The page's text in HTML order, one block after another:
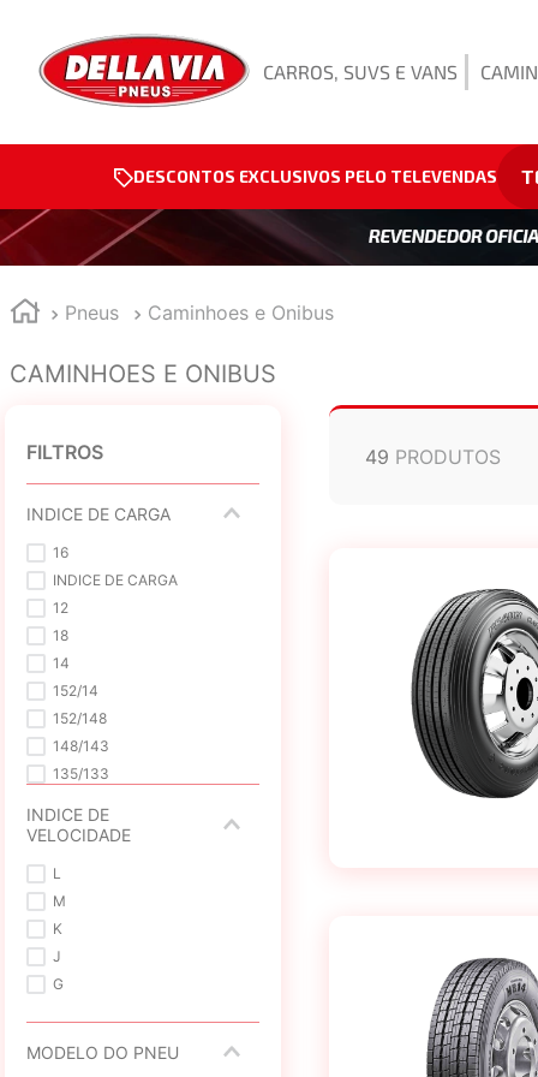
CARROS, SUVS E VANS
DESCONTOS EXCLUSIVOS PELO TELEVENDAS
Pneus Caminhoes e Onibus
CAMINHOES E ONIBUS
FILTROS
INDICE DE CARGA
16
INDICE DE CARGA
12
18
14
152/14
152/148
148/143
135/133
INDICE DE
VELOCIDADE
L
M
K
J
G
MODELO DO PNEU
49 PRODUTOS